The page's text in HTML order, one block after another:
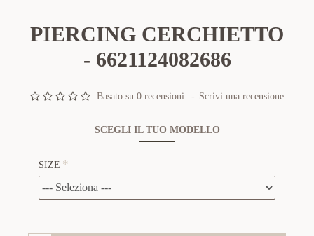
PIERCING CERCHIETTO
- 6621124082686
Basato su 0 recensioni. - Scrivi una recensione
SCEGLI IL TUO MODELLO
SIZE